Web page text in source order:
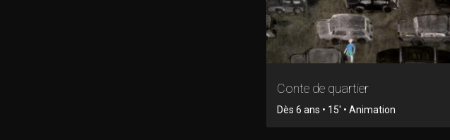
Conte de quartier
Dès 6 ans • 15' • Animation